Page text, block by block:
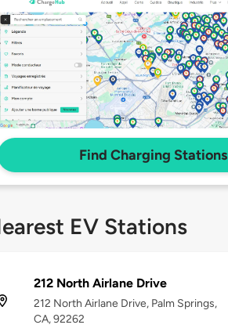
Find Charging Stations
EV Stations
212 North Airlane Drive
212 North Airlane Drive, Palm Springs,
CA, 92262